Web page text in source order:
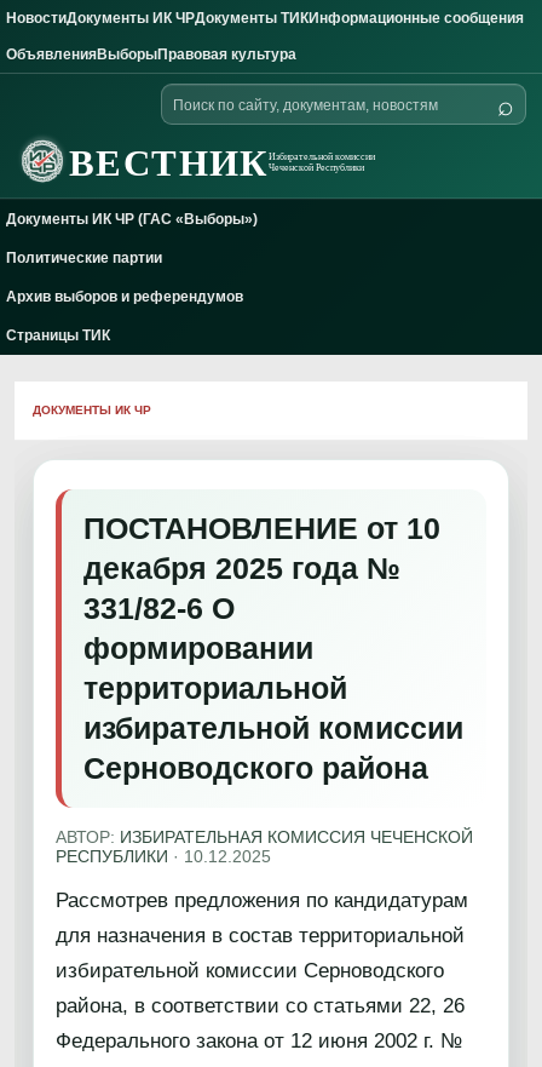
Skip to content
НовостиДокументы ИК ЧРДокументы ТИКИнформационные сообщения
ОбъявленияВыборыПравовая культура
ВЕСТНИКИзбирательной комиссии
Чеченской Республики
Поиск
по
⌕
Документы ИК ЧР (ГАС «Выборы»)
Политические партии
Архив выборов и референдумов
Страницы ТИК
ДОКУМЕНТЫ ИК ЧР
ПОСТАНОВЛЕНИЕ от 10
декабря 2025 года №
331/82-6 О
формировании
территориальной
избирательной комиссии
Серноводского района
АВТОР: ИЗБИРАТЕЛЬНАЯ КОМИССИЯ ЧЕЧЕНСКОЙ
РЕСПУБЛИКИ · 10.12.2025
Рассмотрев предложения по кандидатурам
для назначения в состав территориальной
избирательной комиссии Серноводского
района, в соответствии со статьями 22, 26
Федерального закона от 12 июня 2002 г. №